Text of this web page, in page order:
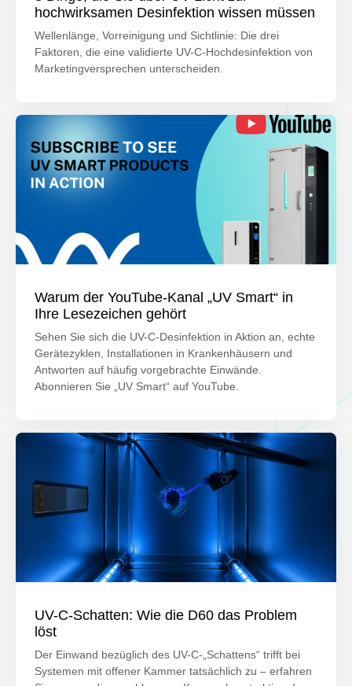
hochwirksamen Desinfektion wissen müssen
Wellenlänge, Vorreinigung und Sichtlinie: Die drei
Faktoren, die eine validierte UV-C-Hochdesinfektion von
Marketingversprechen unterscheiden.
Warum der YouTube-Kanal „UV Smart“ in
Ihre Lesezeichen gehört
Sehen Sie sich die UV-C-Desinfektion in Aktion an, echte
Gerätezyklen, Installationen in Krankenhäusern und
Antworten auf häufig vorgebrachte Einwände.
Abonnieren Sie „UV Smart“ auf YouTube.
UV-C-Schatten: Wie die D60 das Problem
löst
Der Einwand bezüglich des UV-C-„Schattens“ trifft bei
Systemen mit offener Kammer tatsächlich zu – erfahren